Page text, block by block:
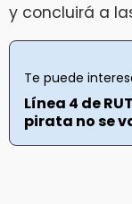
y concluirá a
Te puede
Línea 4 de
pirata no se